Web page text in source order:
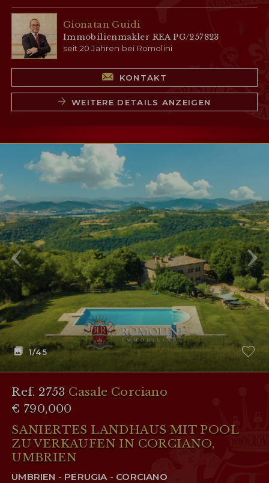
Gionatan Guidi
Immobilienmakler REA PG/257823
seit 20 Jahren bei Romolini
KONTAKT
WEITERE DETAILS ANZEIGEN
1/45
Ref. 2753 Casale Corciano
€ 790,000
SANIERTES LANDHAUS MIT POOL
ZU VERKAUFEN IN CORCIANO,
UMBRIEN
UMBRIEN - PERUGIA - CORCIANO